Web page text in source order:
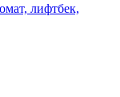
лифтбек,